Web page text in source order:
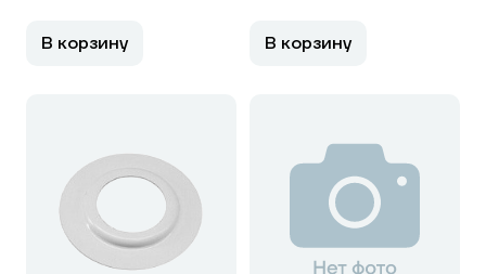
В корзину В корзину